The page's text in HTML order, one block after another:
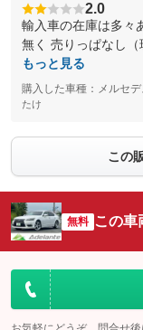
2.0
輸入車の在庫は多々
無く 売りっぱなし（
もっと見る
購入した車種：メルセ
たけ
この
無料 この車